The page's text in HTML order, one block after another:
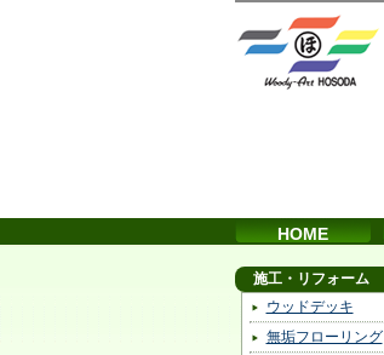
HOME
施工・リフォーム
ウッドデッキ
無垢フローリング